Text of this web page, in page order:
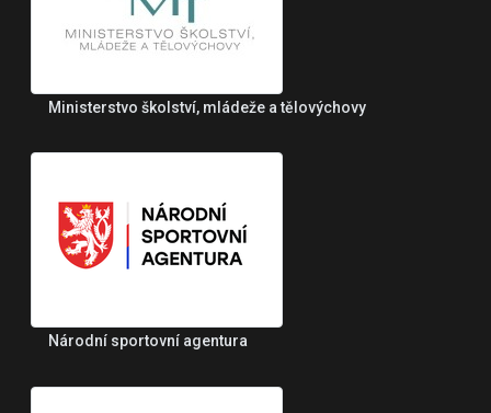
Ministerstvo školství, mládeže a tělovýchovy
Národní sportovní agentura